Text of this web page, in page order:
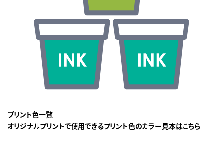
プリント色一覧
オリジナルプリントで使用できるプリント色のカラー見本はこちら